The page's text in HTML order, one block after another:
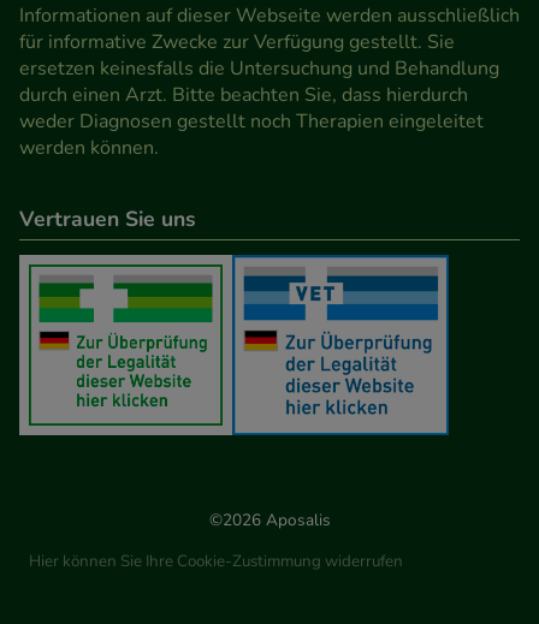
Informationen auf dieser Webseite werden ausschließlich
für informative Zwecke zur Verfügung gestellt. Sie
ersetzen keinesfalls die Untersuchung und Behandlung
durch einen Arzt. Bitte beachten Sie, dass hierdurch
weder Diagnosen gestellt noch Therapien eingeleitet
werden können.
Vertrauen Sie uns
©2026 Aposalis
Hier können Sie Ihre Cookie-Zustimmung widerrufen